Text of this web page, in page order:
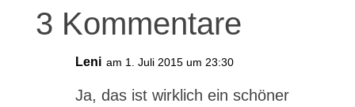
3 Kommentare
Leni am 1. Juli 2015 um 23:30
Ja, das ist wirklich ein schöner